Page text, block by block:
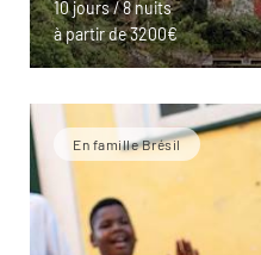
10 jours / 8 nuits
à partir de 3200€
En famille Brésil